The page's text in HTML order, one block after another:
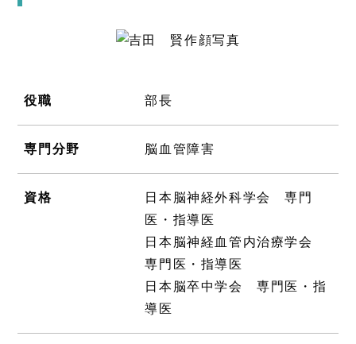
役職 部長
専門分野 脳血管障害
資格
日本脳神経外科学会 専門
医・指導医
日本脳神経血管内治療学会
専門医・指導医
日本脳卒中学会 専門医・指
導医